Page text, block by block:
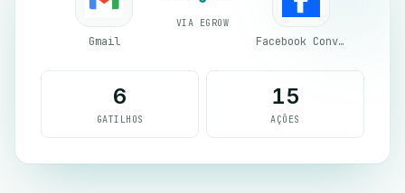
Gmail
VIA EGROW
Facebook Conversion API (CAPI)
6
GATILHOS
15
AÇÕES